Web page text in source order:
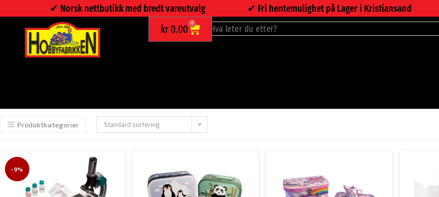
✔︎ Norsk nettbutikk med bredt vareutvalg ✔︎ Fri hentemulighet på Lager i Kristiansand
kr0.00 0
Produktkategorier Standard sortering
-9%